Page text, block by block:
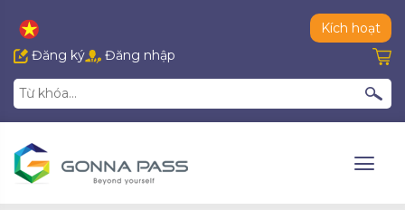
Kích hoạt
Đăng ký
Đăng nhập